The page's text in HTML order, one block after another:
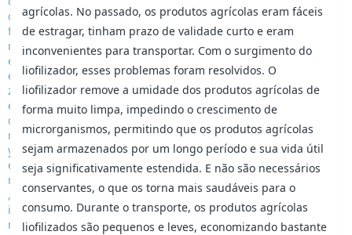
agrícolas. No passado, os produtos agrícolas eram fáceis
de estragar, tinham prazo de validade curto e eram
inconvenientes para transportar. Com o surgimento do
liofilizador, esses problemas foram resolvidos. O
liofilizador remove a umidade dos produtos agrícolas de
forma muito limpa, impedindo o crescimento de
microrganismos, permitindo que os produtos agrícolas
sejam armazenados por um longo período e sua vida útil
seja significativamente estendida. E não são necessários
conservantes, o que os torna mais saudáveis para o
consumo. Durante o transporte, os produtos agrícolas
liofilizados são pequenos e leves, economizando bastante